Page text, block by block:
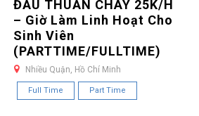
ĐẦU THUẦN CHAY 25K/H
– Giờ Làm Linh Hoạt Cho
Sinh Viên
(PARTTIME/FULLTIME)
Nhiều Quận, Hồ Chí Minh
Full Time Part Time